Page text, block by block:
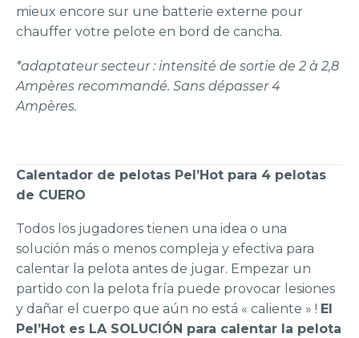
mieux encore sur une batterie externe pour
chauffer votre pelote en bord de cancha.
*adaptateur secteur : intensité de sortie de 2 à 2,8
Ampères recommandé. Sans dépasser 4
Ampères.
Calentador de pelotas Pel’Hot para 4 pelotas
de CUERO
Todos los jugadores tienen una idea o una
solución más o menos compleja y efectiva para
calentar la pelota antes de jugar. Empezar un
partido con la pelota fría puede provocar lesiones
y dañar el cuerpo que aún no está « caliente » ! El
Pel’Hot es LA SOLUCIÓN para calentar la pelota